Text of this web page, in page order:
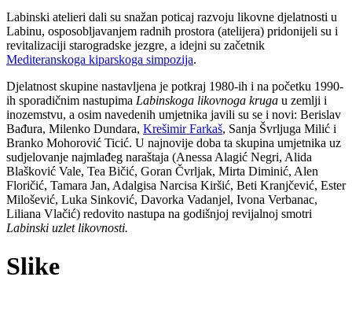
Labinski atelieri dali su snažan poticaj razvoju likovne djelatnosti u
Labinu, osposobljavanjem radnih prostora (atelijera) pridonijeli su i
revitalizaciji starogradske jezgre, a idejni su začetnik
Mediteranskoga kiparskoga simpozija.
Djelatnost skupine nastavljena je potkraj 1980-ih i na početku 1990-
ih sporadičnim nastupima Labinskoga likovnoga kruga u zemlji i
inozemstvu, a osim navedenih umjetnika javili su se i novi: Berislav
Bađura, Milenko Dundara, Krešimir Farkaš, Sanja Švrljuga Milić i
Branko Mohorović Ticić. U najnovije doba ta skupina umjetnika uz
sudjelovanje najmlađeg naraštaja (Anessa Alagić Negri, Alida
Blašković Vale, Tea Bičić, Goran Čvrljak, Mirta Diminić, Alen
Floričić, Tamara Jan, Adalgisa Narcisa Kiršić, Beti Kranjčević, Ester
Milošević, Luka Sinković, Davorka Vadanjel, Ivona Verbanac,
Liliana Vlačić) redovito nastupa na godišnjoj revijalnoj smotri
Labinski uzlet likovnosti.
Slike